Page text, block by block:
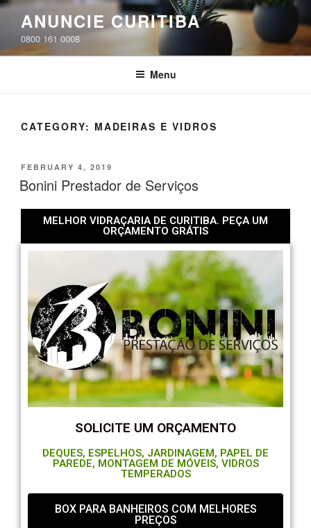
ANUNCIE CURITIBA
0800 161 0008
Menu
CATEGORY: MADEIRAS E VIDROS
FEBRUARY 4, 2019
Bonini Prestador de Serviços
MELHOR VIDRAÇARIA DE CURITIBA. PEÇA UM
ORÇAMENTO GRÁTIS
SOLICITE UM ORÇAMENTO
DEQUES, ESPELHOS, JARDINAGEM, PAPEL DE
PAREDE, MONTAGEM DE MÓVEIS, VIDROS
TEMPERADOS
BOX PARA BANHEIROS COM MELHORES
PREÇOS